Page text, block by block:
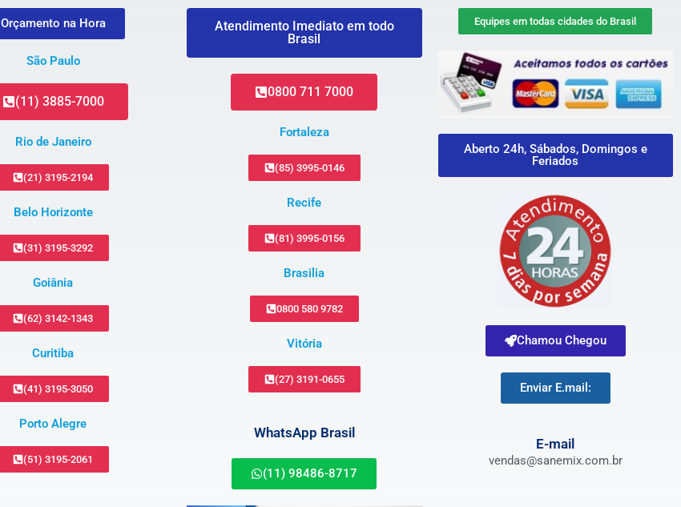
Orçamento na Hora
São Paulo
(11) 3885-7000
Rio de Janeiro
(21) 3195-2194
Belo Horizonte
(31) 3195-3292
Goiânia
(62) 3142-1343
Curitiba
(41) 3195-3050
Porto Alegre
(51) 3195-2061
Atendimento Imediato em todo
Brasil
0800 711 7000
Fortaleza
(85) 3995-0146
Recife
(81) 3995-0156
Brasilia
0800 580 9782
Vitória
(27) 3191-0655
WhatsApp Brasil
(11) 98486-8717
Equipes em todas cidades do Brasil
Aberto 24h, Sábados, Domingos e
Feriados
Chamou Chegou
Enviar E.mail:
E-mail
vendas@sanemix.com.br